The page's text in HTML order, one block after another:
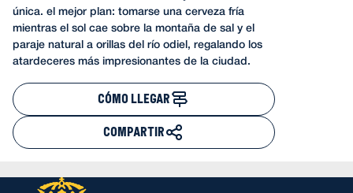
única. el mejor plan: tomarse una cerveza fría
mientras el sol cae sobre la montaña de sal y el
paraje natural a orillas del río odiel, regalando los
atardeceres más impresionantes de la ciudad.
CÓMO LLEGAR
COMPARTIR